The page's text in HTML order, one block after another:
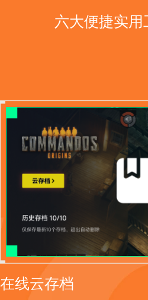
六大便捷实
在线云存档